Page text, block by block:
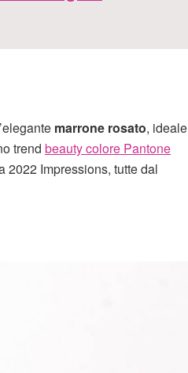
marrone rosato, ideale
trend beauty colore Pantone
2022 Impressions, tutte dal